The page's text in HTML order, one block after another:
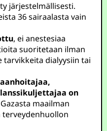
järjestelmällisesti.
36 sairaalasta vain
, ei anestesiaa
suoritetaan ilman
tarvikkeita dialyysiin tai
on
maailman
terveydenhuollon